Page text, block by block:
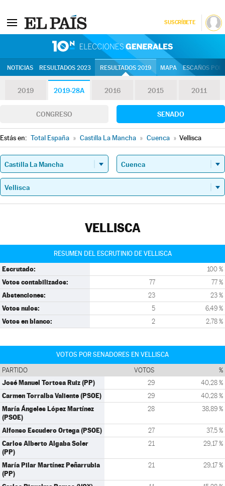
SUSCRÍBETE
NOTICIAS RESULTADOS 2023 RESULTADOS 2019 MAPA ESCAÑOS
2019 2019-28A 2016 2015 2011
CONGRESO SENADO
Estás en: Total España » Castilla La Mancha » Cuenca » Vellisca
VELLISCA
RESUMEN DEL ESCRUTINIO DE VELLISCA
Escrutado: 100 %
Votos contabilizados: 77 77 %
Abstenciones: 23 23 %
Votos nulos: 5 6,49 %
Votos en blanco: 2 2,78 %
VOTOS POR SENADORES EN VELLISCA
PARTIDO VOTOS %
José Manuel Tortosa Ruiz (PP) 29 40,28 %
Carmen Torralba Valiente (PSOE) 29 40,28 %
María Ángeles López Martínez
(PSOE)
28 38,89 %
Alfonso Escudero Ortega (PSOE) 27 37,5 %
Carlos Alberto Algaba Soler
(PP)
21 29,17 %
María Pilar Martínez Peñarrubia
(PP)
21 29,17 %